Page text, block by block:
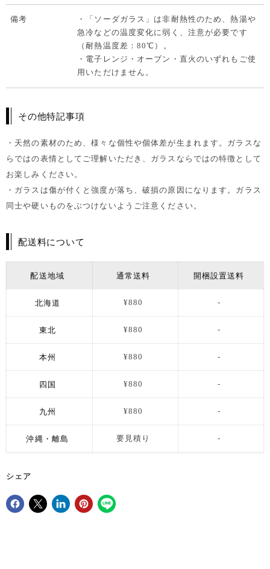
備考
・「ソーダガラス」は非耐熱性のため、熱湯や
急冷などの温度変化に弱く、注意が必要です
（耐熱温度差：80℃）。
・電子レンジ・オーブン・直火のいずれもご使
用いただけません。
その他特記事項
・天然の素材のため、様々な個性や個体差が生まれます。ガラスな
らではの表情としてご理解いただき、ガラスならではの特徴として
お楽しみください。
・ガラスは傷が付くと強度が落ち、破損の原因になります。ガラス
同士や硬いものをぶつけないようご注意ください。
配送料について
配送地域 通常送料 開梱設置送料
北海道 ¥880 -
東北 ¥880 -
本州 ¥880 -
四国 ¥880 -
九州 ¥880 -
沖縄・離島 要見積り -
シェア